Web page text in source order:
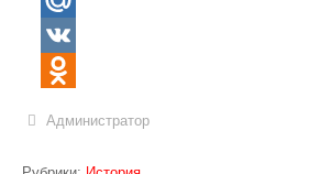
Mail.Ru
VK
Администратор